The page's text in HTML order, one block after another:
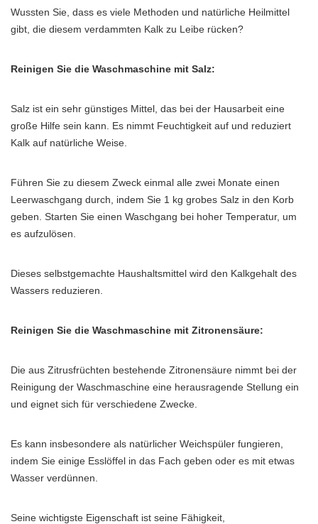
Wussten Sie, dass es viele Methoden und natürliche Heilmittel
gibt, die diesem verdammten Kalk zu Leibe rücken?
Reinigen Sie die Waschmaschine mit Salz:
Salz ist ein sehr günstiges Mittel, das bei der Hausarbeit eine
große Hilfe sein kann. Es nimmt Feuchtigkeit auf und reduziert
Kalk auf natürliche Weise.
Führen Sie zu diesem Zweck einmal alle zwei Monate einen
Leerwaschgang durch, indem Sie 1 kg grobes Salz in den Korb
geben. Starten Sie einen Waschgang bei hoher Temperatur, um
es aufzulösen.
Dieses selbstgemachte Haushaltsmittel wird den Kalkgehalt des
Wassers reduzieren.
Reinigen Sie die Waschmaschine mit Zitronensäure:
Die aus Zitrusfrüchten bestehende Zitronensäure nimmt bei der
Reinigung der Waschmaschine eine herausragende Stellung ein
und eignet sich für verschiedene Zwecke.
Es kann insbesondere als natürlicher Weichspüler fungieren,
indem Sie einige Esslöffel in das Fach geben oder es mit etwas
Wasser verdünnen.
Seine wichtigste Eigenschaft ist seine Fähigkeit,